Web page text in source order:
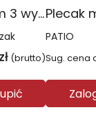
Biel. Kolory zła. Tom 3 wyd. 2025
zł (brutto)
PATIO
Sug. cena